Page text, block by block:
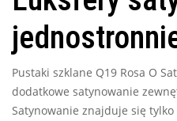
Pustaki szklane Q19 Rosa O
dodatkowe satynowanie
Satynowanie znajduje się